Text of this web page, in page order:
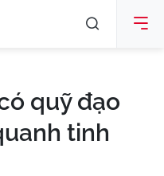
quỹ đạo
tinh